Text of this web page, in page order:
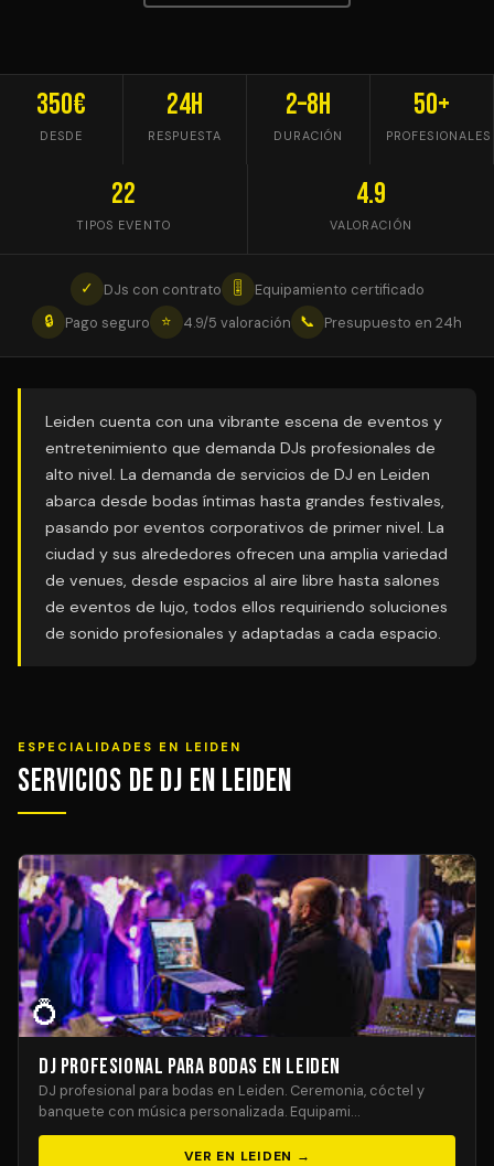
350€
DESDE
24h
RESPUESTA
2–8h
DURACIÓN
50+
PROFESIONALES
22
TIPOS EVENTO
4.9
VALORACIÓN
✓ DJs con contrato 🎚
Equipamiento certificado
🔒
Pago seguro ⭐ 4.9/5 valoración 📞 Presupuesto en 24h
Leiden cuenta con una vibrante escena de eventos y
entretenimiento que demanda DJs profesionales de
alto nivel. La demanda de servicios de DJ en Leiden
abarca desde bodas íntimas hasta grandes festivales,
pasando por eventos corporativos de primer nivel. La
ciudad y sus alrededores ofrecen una amplia variedad
de venues, desde espacios al aire libre hasta salones
de eventos de lujo, todos ellos requiriendo soluciones
de sonido profesionales y adaptadas a cada espacio.
ESPECIALIDADES EN LEIDEN
Servicios de DJ en Leiden
💍
DJ Profesional para Bodas en Leiden
DJ profesional para bodas en Leiden. Ceremonia, cóctel y
banquete con música personalizada. Equipami…
VER EN LEIDEN →